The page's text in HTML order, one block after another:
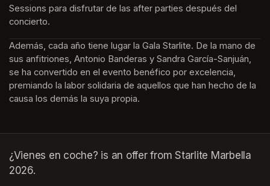
Sessions para disfrutar de las after parties después del
concierto.
Además, cada año tiene lugar la Gala Starlite. De la mano de
sus anfitriones, Antonio Banderas y Sandra García-Sanjuán,
se ha convertido en el evento benéfico por excelencia,
premiando la labor solidaria de aquellos que han hecho de la
causa los demás la suya propia.
¿Vienes en coche? is an offer from Starlite Marbella
2026.